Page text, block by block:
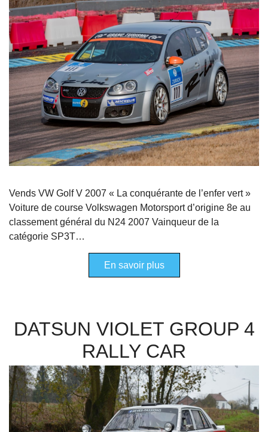
Vends VW Golf V 2007 « La conquérante de l’enfer vert »
Voiture de course Volkswagen Motorsport d’origine 8e au
classement général du N24 2007 Vainqueur de la
catégorie SP3T…
En savoir plus
DATSUN VIOLET GROUP 4
RALLY CAR